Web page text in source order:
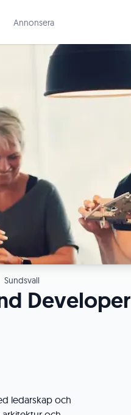
Annonsera
Sundsvall
Developer
ledarskap och